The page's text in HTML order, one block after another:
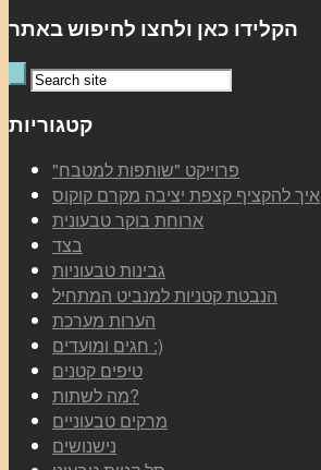
הקלידו כאן ולחצו לחיפוש באתר
קטגוריות
"פרוייקט "שותפות למטבח
איך להקציף קצפת יציבה מקרם קוקוס
ארוחת בוקר טבעונית
בצד
גבינות טבעוניות
הנבטת קטניות למנביט המתחיל
הערות מערכת
חגים ומועדים :)
טיפים קטנים
מה לשתות?
מרקים טבעוניים
נישנושים